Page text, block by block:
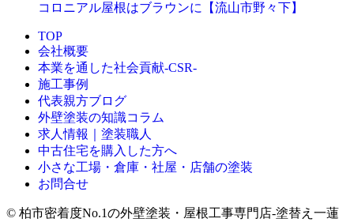
コロニアル屋根はブラウンに【流山市野々下】
TOP
会社概要
本業を通した社会貢献-CSR-
施工事例
代表親方ブログ
外壁塗装の知識コラム
求人情報｜塗装職人
中古住宅を購入した方へ
小さな工場・倉庫・社屋・店舗の塗装
お問合せ
© 柏市密着度No.1の外壁塗装・屋根工事専門店-塗替え一蓮